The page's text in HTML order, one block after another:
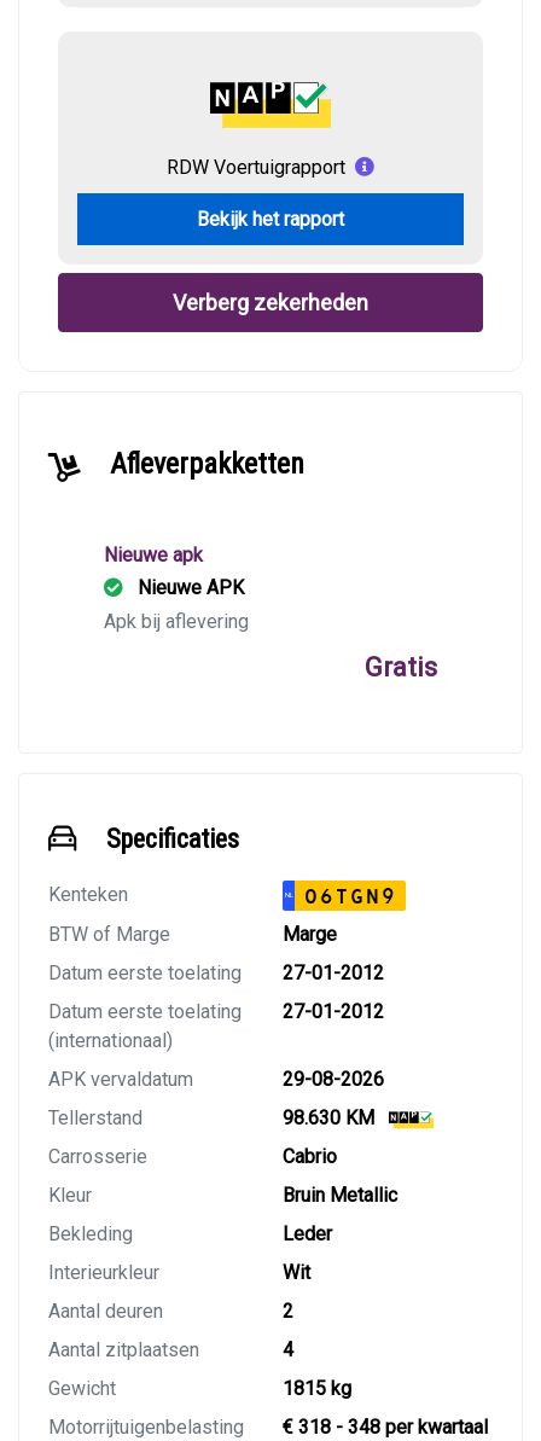
RDW Voertuigrapport
Bekijk het rapport
Verberg zekerheden
Afleverpakketten
Nieuwe apk
Nieuwe APK
Apk bij aflevering
Gratis
Specificaties
Kenteken NL 06TGN9
BTW of Marge
Marge
Datum eerste toelating
27-01-2012
Datum eerste toelating
(internationaal)
27-01-2012
APK vervaldatum
29-08-2026
Tellerstand
98.630 KM
Carrosserie
Cabrio
Kleur
Bruin Metallic
Bekleding
Leder
Interieurkleur
Wit
Aantal deuren
2
Aantal zitplaatsen
4
Gewicht
1815 kg
Motorrijtuigenbelasting
€ 318 - 348 per kwartaal